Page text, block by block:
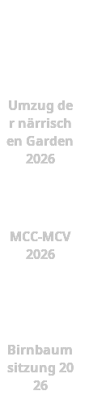
Umzug de
r närrisch
en Garden
2026
MCC-MCV
2026
Birnbaum
sitzung 20
26